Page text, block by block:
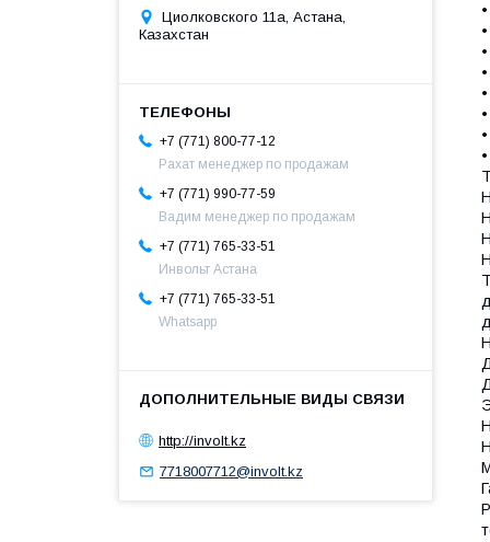
Циолковского 11а, Астана,
Казахстан
+7 (771) 800-77-12
Рахат менеджер по продажам
+7 (771) 990-77-59
Вадим менеджер по продажам
+7 (771) 765-33-51
Инвольт Астана
+7 (771) 765-33-51
Whatsapp
http://involt.kz
7718007712@involt.kz